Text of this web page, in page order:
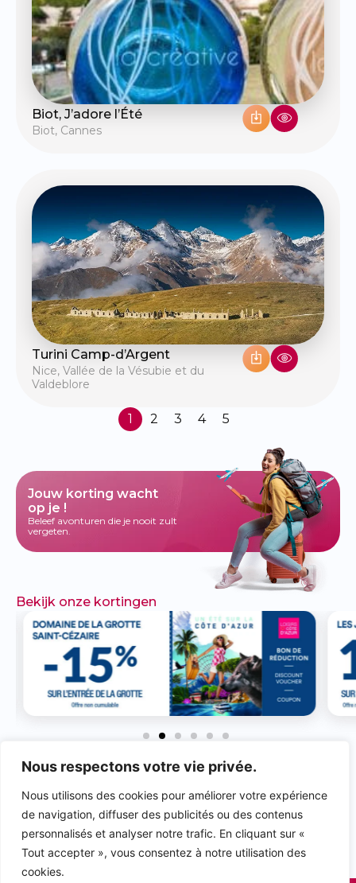
Nous respectons votre vie privée.
Nous utilisons des cookies pour améliorer votre expérience
de navigation, diffuser des publicités ou des contenus
personnalisés et analyser notre trafic. En cliquant sur «
Tout accepter », vous consentez à notre utilisation des
cookies.
Biot, J’adore l’Été
Biot, Cannes
Turini Camp-d’Argent
Nice, Vallée de la Vésubie et du
Valdeblore
1 2 3 4 5
Jouw korting wacht
op je !
Beleef avonturen die je nooit zult
vergeten.
Bekijk onze kortingen
VERGEET NIET
EEN
GEVEN & ONZE
PAGINA'S TE LIKEN!